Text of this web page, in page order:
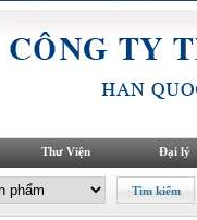
Thư Viện Đại lý